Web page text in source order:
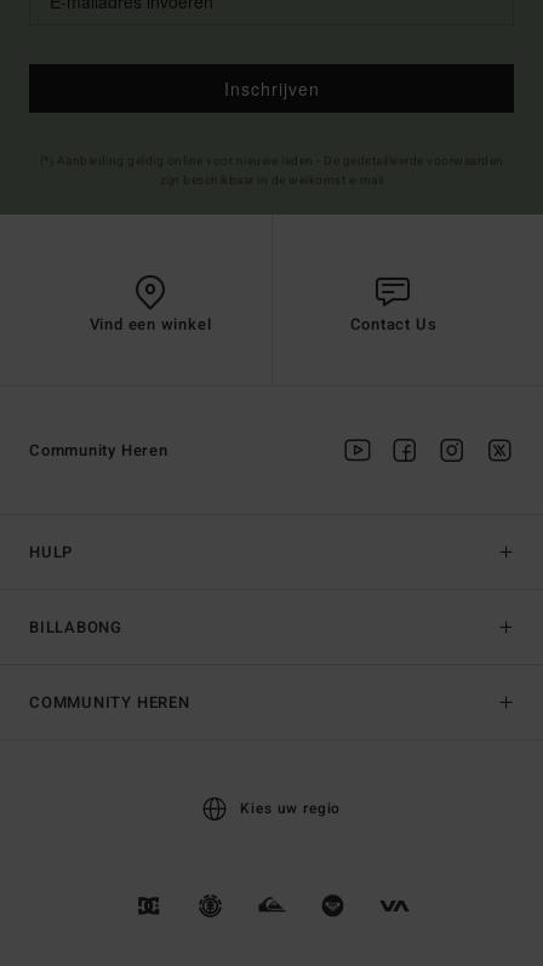
Inschrijven
Vind een winkel Contact Us
HULP
BILLABONG
Community Heren
COMMUNITY HEREN
Kies uw regio